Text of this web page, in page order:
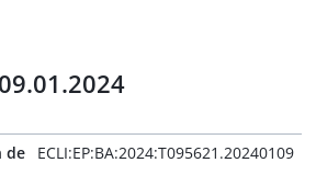
de
ECLI:EP:BA:2024:T095621.20240109